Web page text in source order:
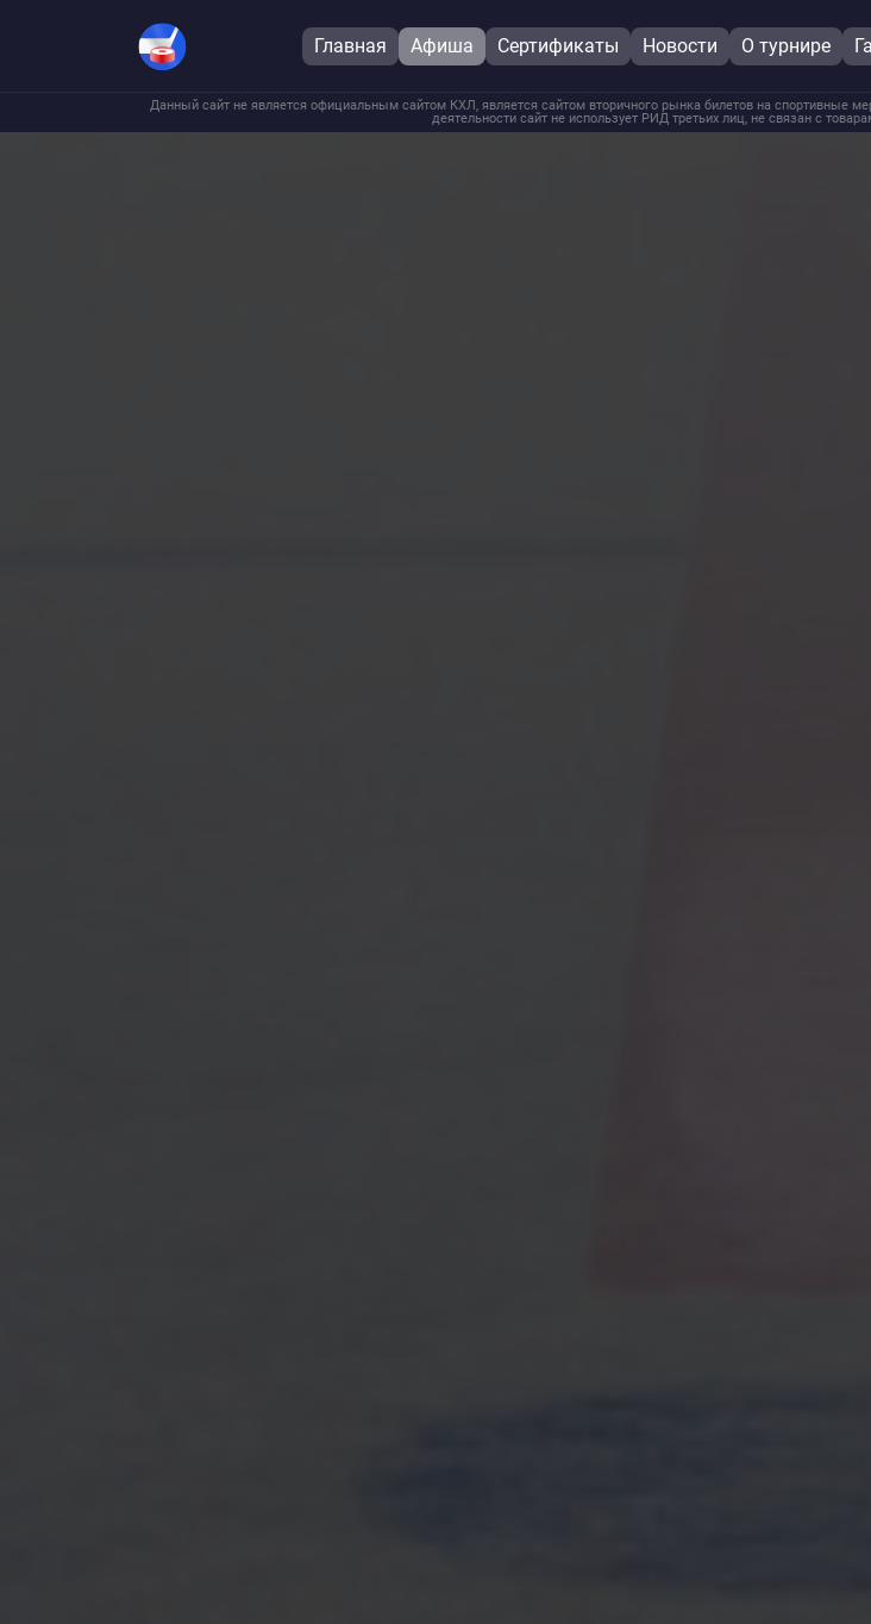
Главная Афиша Сертификаты Новости О турнире
Данный сайт не является официальным сайтом КХЛ, является сайтом вторичного рынка билетов на спортивные
деятельности сайт не использует РИД третьих лиц, не связан с